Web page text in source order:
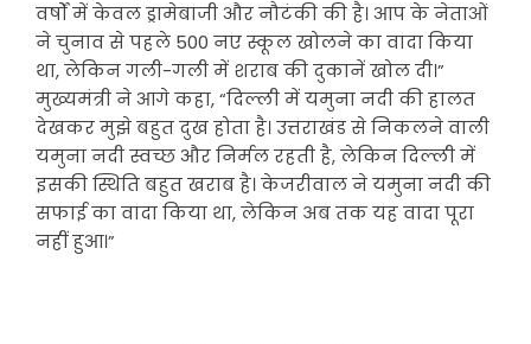
वर्षों में केवल ड्रामेबाजी और नौटंकी की है। आप के नेताओं
ने चुनाव से पहले 500 नए स्कूल खोलने का वादा किया
था, लेकिन गली-गली में शराब की दुकानें खोल दी।”
मुख्यमंत्री ने आगे कहा, “दिल्ली में यमुना नदी की हालत
देखकर मुझे बहुत दुख होता है। उत्तराखंड से निकलने वाली
यमुना नदी स्वच्छ और निर्मल रहती है, लेकिन दिल्ली में
इसकी स्थिति बहुत खराब है। केजरीवाल ने यमुना नदी की
सफाई का वादा किया था, लेकिन अब तक यह वादा पूरा
नहीं हुआ।”